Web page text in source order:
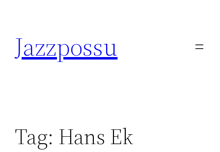
content
Jazzpossu
Tag: Hans Ek